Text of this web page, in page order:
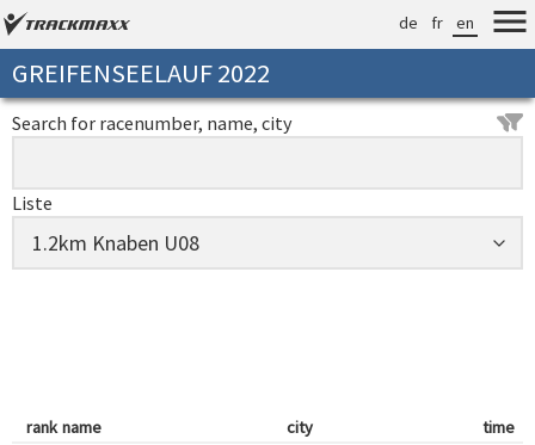
de fr en
GREIFENSEELAUF 2022
Search for racenumber, name, city
Liste
rank name city time